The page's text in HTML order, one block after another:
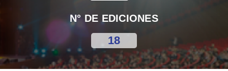
N° DE EDICIONES
18